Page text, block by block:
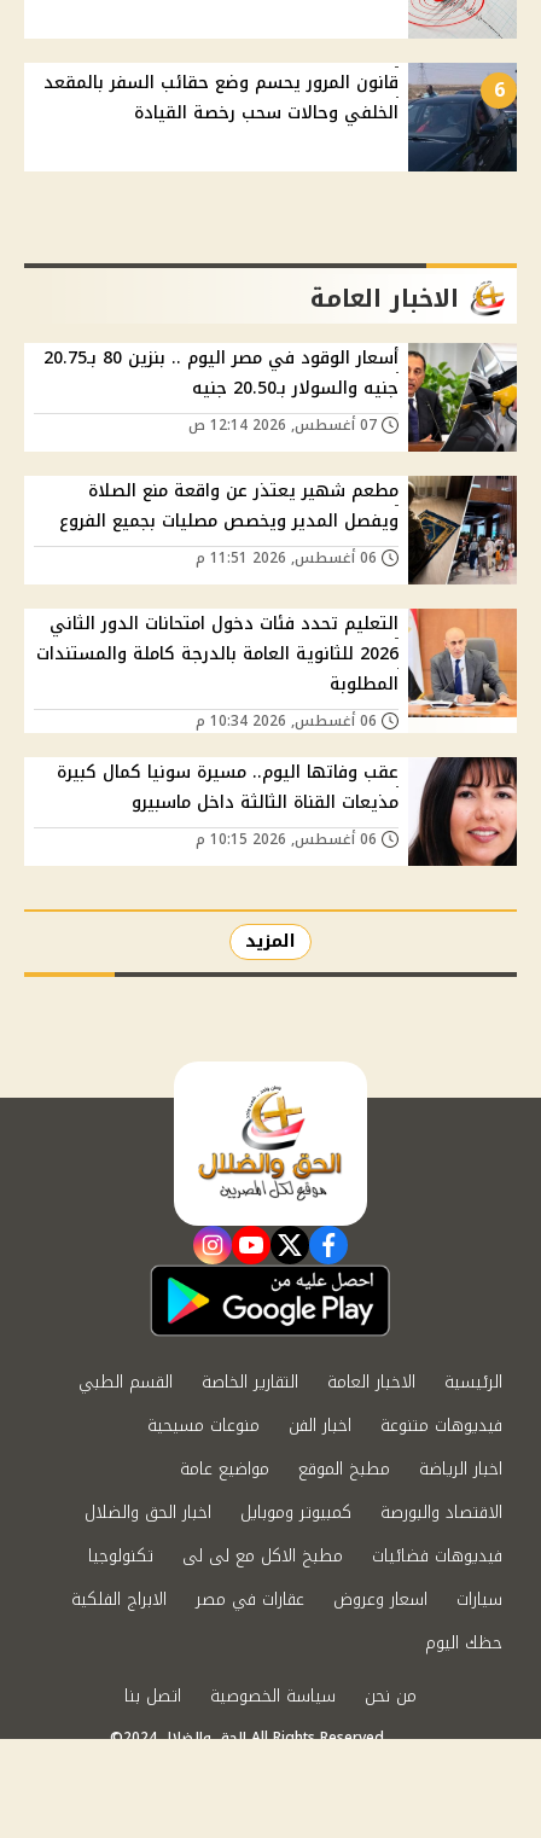
6
قانون المرور يحسم وضع حقائب السفر بالمقعد
الخلفي وحالات سحب رخصة القيادة
الاخبار العامة
أسعار الوقود في مصر اليوم .. بنزين 80 بـ20.75
جنيه والسولار بـ20.50 جنيه
مطعم شهير يعتذر عن واقعة منع الصلاة
ويفصل المدير ويخصص مصليات بجميع الفروع
التعليم تحدد فئات دخول امتحانات الدور الثاني
2026 للثانوية العامة بالدرجة كاملة والمستندات
المطلوبة
عقب وفاتها اليوم.. مسيرة سونيا كمال كبيرة
مذيعات القناة الثالثة داخل ماسبيرو
المزيد
facebook
twitter
youtube
instagram
الرئيسية الاخبار العامة التقارير الخاصة
القسم الطبي
فيديوهات متنوعة
اخبار الفن
منوعات مسيحية
اخبار الرياضة
مطبخ الموقع
مواضيع عامة
الاقتصاد والبورصة
كمبيوتر وموبايل
اخبار الحق والضلال
فيديوهات فضائيات
مطبخ الاكل مع لى لى
تكنولوجيا
سيارات
اسعار وعروض عقارات في مصر
الابراج الفلكية
حظك اليوم
من نحن
سياسة الخصوصية اتصل بنا
©2024 الحق والضلال All Rights Reserved.